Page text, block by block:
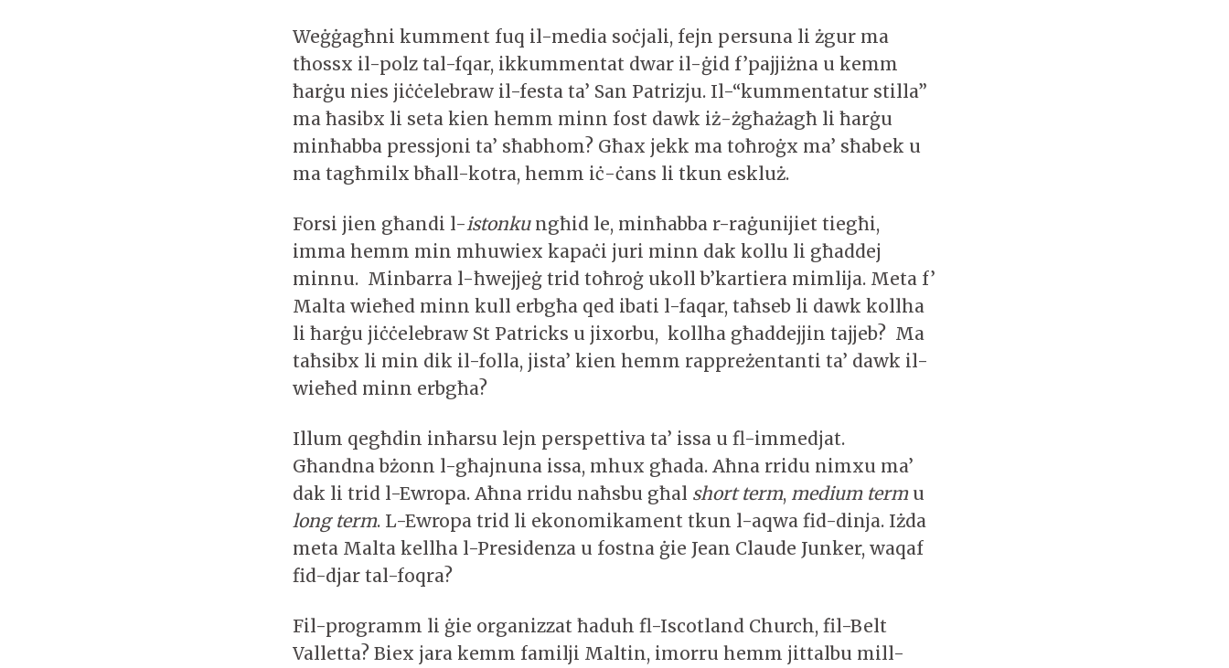
Weġġagħni kumment fuq il-media soċjali, fejn persuna li żgur ma
tħossx il-polz tal-fqar, ikkummentat dwar il-ġid f’pajjiżna u kemm
ħarġu nies jiċċelebraw il-festa ta’ San Patrizju. Il-“kummentatur stilla”
ma ħasibx li seta kien hemm minn fost dawk iż-żgħażagħ li ħarġu
minħabba pressjoni ta’ sħabhom? Għax jekk ma toħroġx ma’ sħabek u
ma tagħmilx bħall-kotra, hemm iċ-ċans li tkun eskluż.
Forsi jien għandi l-istonku ngħid le, minħabba r-raġunijiet tiegħi,
imma hemm min mhuwiex kapaċi juri minn dak kollu li għaddej
minnu. Minbarra l-ħwejjeġ trid toħroġ ukoll b’kartiera mimlija. Meta f’
Malta wieħed minn kull erbgħa qed ibati l-faqar, taħseb li dawk kollha
li ħarġu jiċċelebraw St Patricks u jixorbu, kollha għaddejjin tajjeb? Ma
taħsibx li min dik il-folla, jista’ kien hemm rappreżentanti ta’ dawk il-
wieħed minn erbgħa?
Illum qegħdin inħarsu lejn perspettiva ta’ issa u fl-immedjat.
Għandna bżonn l-għajnuna issa, mhux għada. Aħna rridu nimxu ma’
dak li trid l-Ewropa. Aħna rridu naħsbu għal short term, medium termu
long term. L-Ewropa trid li ekonomikament tkun l-aqwa fid-dinja. Iżda
meta Malta kellha l-Presidenza u fostna ġie Jean Claude Junker, waqaf
fid-djar tal-foqra?
Fil-programm li ġie organizzat ħaduh fl-Iscotland Church, fil-Belt
Valletta? Biex jara kemm familji Maltin, imorru hemm jittalbu mill-